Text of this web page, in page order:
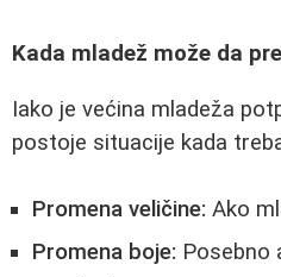
Kada mladež može da
Iako je većina mladeža
postoje situacije kada
Promena veličine: Ako
Promena boje: Posebno